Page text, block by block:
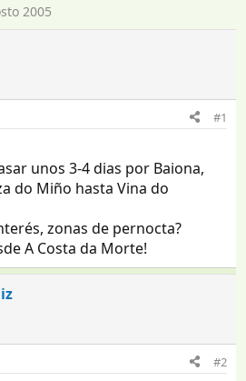
2005
#1
unos 3-4 dias por Baiona,
do Miño hasta Vina do
zonas de pernocta?
A Costa da Morte!
#2